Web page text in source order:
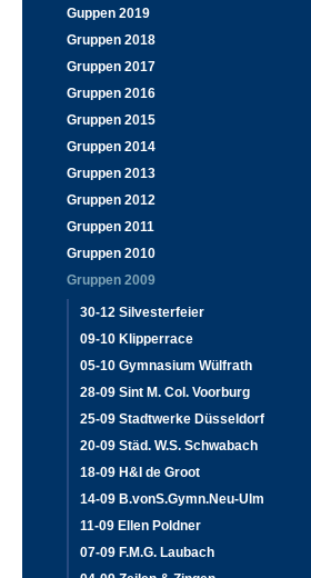
Guppen 2019
Gruppen 2018
Gruppen 2017
Gruppen 2016
Gruppen 2015
Gruppen 2014
Gruppen 2013
Gruppen 2012
Gruppen 2011
Gruppen 2010
Gruppen 2009
30-12 Silvesterfeier
09-10 Klipperrace
05-10 Gymnasium Wülfrath
28-09 Sint M. Col. Voorburg
25-09 Stadtwerke Düsseldorf
20-09 Städ. W.S. Schwabach
18-09 H&I de Groot
14-09 B.vonS.Gymn.Neu-Ulm
11-09 Ellen Poldner
07-09 F.M.G. Laubach